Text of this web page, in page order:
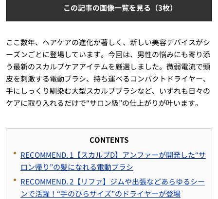
この記事の画像一覧を見る（3枚）
ここ数年、ヘアケアの進化が著しく、新しい美容デバイスがシ
ーズンごとに登場しています。今回は、男性の悩みにも寄り添
う最新のスカルプケアアイテムを厳選しました。微弱電流で頭
皮を刺激する電動ブラシ、持ち運べるコンパクトドライヤー、
手にしっくり馴染む大型スカルプブラシなど、いずれも日々の
ケアに取り入れるだけで“サロン級”の仕上がりが叶います。
CONTENTS
RECOMMEND. 1【スカルプD】アンファーが開発した“サ
ロン帰り”の髪になれる電動ブラシ
RECOMMEND. 2【リファ】ジムや出張などあらゆるシー
ンで活躍！“手のひらサイズ”のドライヤーが登場